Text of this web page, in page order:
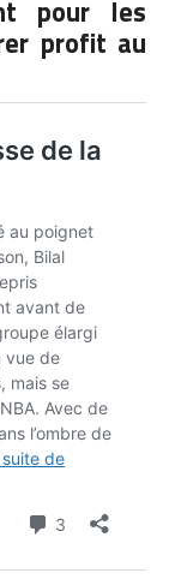
pour les
profit au